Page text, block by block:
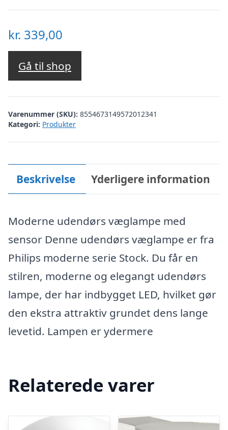
kr. 339,00
Gå til shop
Varenummer (SKU): 8554673149572012341
Kategori: Produkter
Beskrivelse Yderligere information
Moderne udendørs væglampe med
sensor Denne udendørs væglampe er fra
Philips moderne serie Stock. Du får en
stilren, moderne og elegangt udendørs
lampe, der har indbygget LED, hvilket gør
den ekstra attraktiv grundet dens lange
levetid. Lampen er ydermere
Relaterede varer